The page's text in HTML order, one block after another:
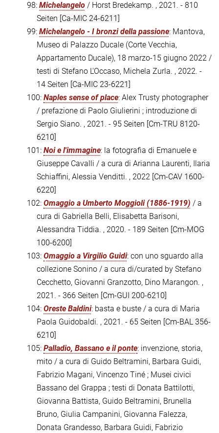
98: Michelangelo / Horst Bredekamp. , 2021. - 810
Seiten [Ca-MIC 24-6211]
99: Michelangelo - I bronzi della passione: Mantova,
Museo di Palazzo Ducale (Corte Vecchia,
Appartamento Ducale), 18 marzo-15 giugno 2022 /
testi di Stefano L'Occaso, Michela Zurla. , 2022. -
14 Seiten [Ca-MIC 23-6221]
100: Naples sense of place: Alex Trusty photographer
/ prefazione di Paolo Giulierini ; introduzione di
Sergio Siano. , 2021. - 95 Seiten [Cm-TRU 8120-
6210]
101: Noi e l'immagine: la fotografia di Emanuele e
Giuseppe Cavalli / a cura di Arianna Laurenti, Ilaria
Schiaffini, Alessia Venditti. , 2022 [Cm-CAV 1600-
6220]
102: Omaggio a Umberto Moggioli (1886-1919) / a
cura di Gabriella Belli, Elisabetta Barisoni,
Alessandra Tiddia. , 2020. - 189 Seiten [Cm-MOG
100-6200]
103: Omaggio a Virgilio Guidi: con uno sguardo alla
collezione Sonino / a cura di/curated by Stefano
Cecchetto, Giovanni Granzotto, Dino Marangon. ,
2021. - 366 Seiten [Cm-GUI 200-6210]
104: Oreste Baldini: basta e buste / a cura di Maria
Paola Guidobaldi. , 2021. - 65 Seiten [Cm-BAL 356-
6210]
105: Palladio, Bassano e il ponte: invenzione, storia,
mito / a cura di Guido Beltramini, Barbara Guidi,
Fabrizio Magani, Vincenzo Tiné ; Musei civici
Bassano del Grappa ; testi di Donata Battilotti,
Giovanna Battista, Guido Beltramini, Brunella
Bruno, Giulia Campanini, Giovanna Falezza,
Donata Grandesso, Barbara Guidi, Fabrizio